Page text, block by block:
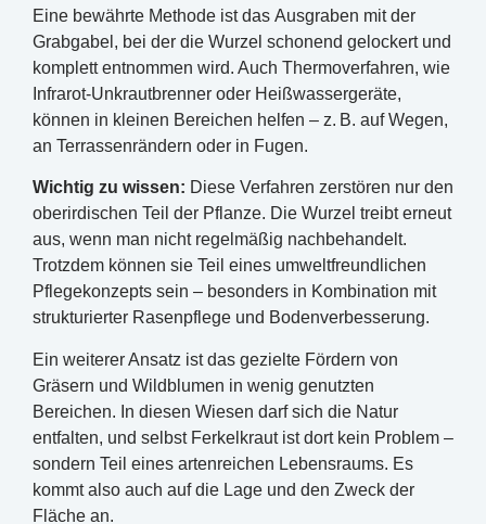
Eine bewährte Methode ist das Ausgraben mit der
Grabgabel, bei der die Wurzel schonend gelockert und
komplett entnommen wird. Auch Thermoverfahren, wie
Infrarot-Unkrautbrenner oder Heißwassergeräte,
können in kleinen Bereichen helfen – z. B. auf Wegen,
an Terrassenrändern oder in Fugen.
Wichtig zu wissen: Diese Verfahren zerstören nur den
oberirdischen Teil der Pflanze. Die Wurzel treibt erneut
aus, wenn man nicht regelmäßig nachbehandelt.
Trotzdem können sie Teil eines umweltfreundlichen
Pflegekonzepts sein – besonders in Kombination mit
strukturierter Rasenpflege und Bodenverbesserung.
Ein weiterer Ansatz ist das gezielte Fördern von
Gräsern und Wildblumen in wenig genutzten
Bereichen. In diesen Wiesen darf sich die Natur
entfalten, und selbst Ferkelkraut ist dort kein Problem –
sondern Teil eines artenreichen Lebensraums. Es
kommt also auch auf die Lage und den Zweck der
Fläche an.